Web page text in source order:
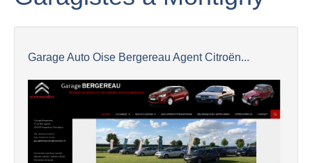
Garage Auto Oise Bergereau Agent Citroën...